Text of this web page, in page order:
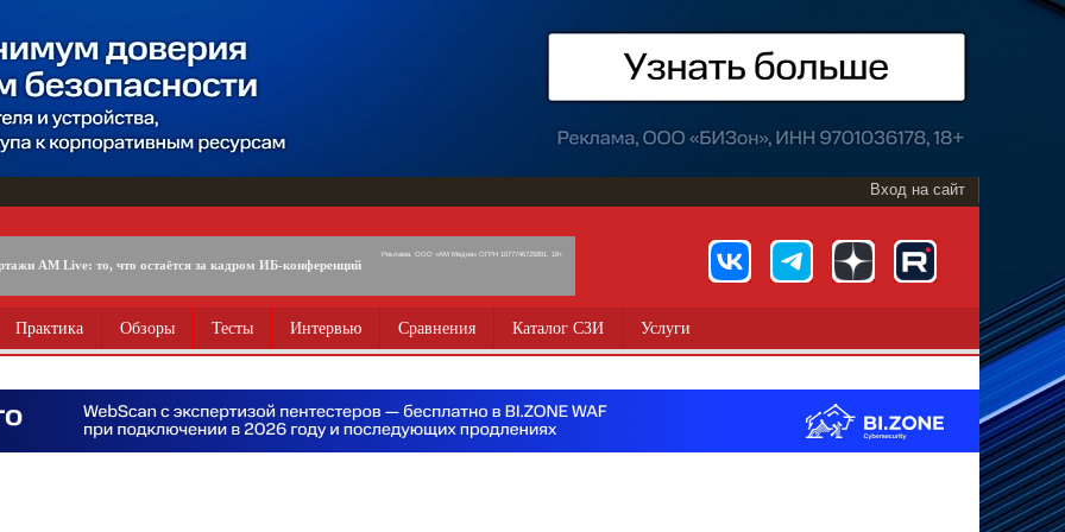
Вход на сайт
AM Live: то, что остаётся за кадром ИБ-конференций
Реклама. ООО «АМ Медиа» ОГРН 1077746725891, 18+
Практика Обзоры Тесты Интервью Сравнения Каталог СЗИ Услуги